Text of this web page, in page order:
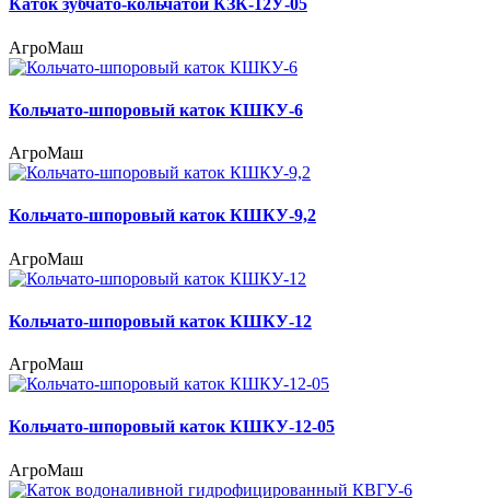
Каток зубчато-кольчатой КЗК-12У-05
АгроМаш
Кольчато-шпоровый каток КШКУ-6
АгроМаш
Кольчато-шпоровый каток КШКУ-9,2
АгроМаш
Кольчато-шпоровый каток КШКУ-12
АгроМаш
Кольчато-шпоровый каток КШКУ-12-05
АгроМаш